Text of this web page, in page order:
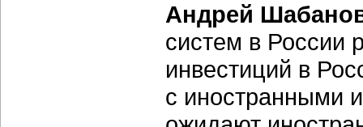
Андрей
систем в России
инвестиций в
с иностранными